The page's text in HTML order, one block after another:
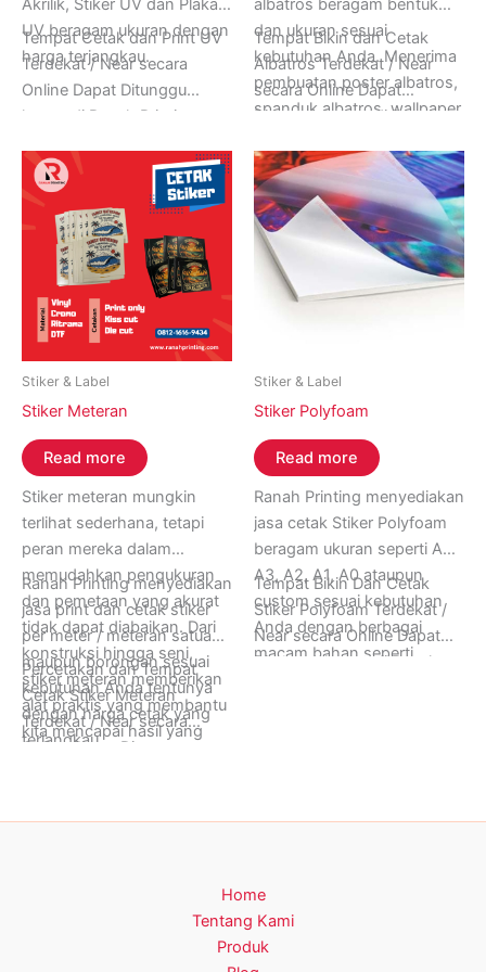
Akrilik, Stiker UV dan Plakat
UV beragam ukuran dengan
harga terjangkau.
Tempat Cetak dan Print UV
Terdekat / Near secara
Online Dapat Ditunggu
hanya di Ranah Printing,
Senin sampai Minggu.
Informasi Lebih Lanjut
Hubungi Ranah Printing di
Whatsapp (+62) 0852-
8005-9274.
albatros beragam bentuk
dan ukuran sesuai
kebutuhan Anda. Menerima
pembuatan poster albatros,
spanduk albatros, wallpaper
albatros, dan lain-lain.
Tempat Bikin dan Cetak
Albatros Terdekat / Near
secara Online Dapat
Ditunggu hanya di Ranah
Hari Senin sampai Minggu.
Informasi Lebih Lanjut
Hubungi Ranah Printing di
Whatsapp (+62) 0852-
8005-9274.
Stiker & Label
Stiker Meteran
Read more
Stiker meteran mungkin
terlihat sederhana, tetapi
peran mereka dalam
memudahkan pengukuran
dan pemetaan yang akurat
tidak dapat diabaikan. Dari
konstruksi hingga seni,
stiker meteran memberikan
alat praktis yang membantu
kita mencapai hasil yang
Ranah Printing menyediakan
jasa print dan cetak stiker
per meter / meteran satuan
maupun borongan sesuai
kebutuhan Anda tentunya
dengan harga cetak yang
terjangkau.
Percetakan dan Tempat
Cetak Stiker Meteran
Terdekat / Near secara
Online Dapat Ditunggu
Senin sampai Minggu.
Stiker & Label
Stiker Polyfoam
Read more
Ranah Printing menyediakan
jasa cetak Stiker Polyfoam
beragam ukuran seperti A4,
A3, A2, A1, A0 ataupun
custom sesuai kebutuhan
Anda dengan berbagai
macam bahan seperti
Tempat Bikin Dan Cetak
Stiker Polyfoam Terdekat /
Near secara Online Dapat
Ditunggu hanya di Ranah
8005-9274.
Home
Tentang Kami
Produk